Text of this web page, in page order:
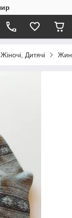
Дитячі